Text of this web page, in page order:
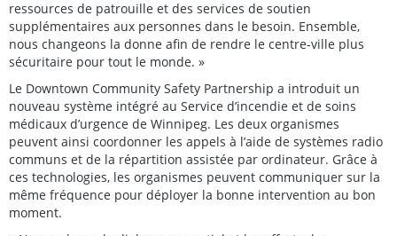
ressources de patrouille et des services de soutien
supplémentaires aux personnes dans le besoin. Ensemble,
nous changeons la donne afin de rendre le centre-ville plus
sécuritaire pour tout le monde. »
Le Downtown Community Safety Partnership a introduit un
nouveau système intégré au Service d’incendie et de soins
médicaux d’urgence de Winnipeg. Les deux organismes
peuvent ainsi coordonner les appels à l’aide de systèmes radio
communs et de la répartition assistée par ordinateur. Grâce à
ces technologies, les organismes peuvent communiquer sur la
même fréquence pour déployer la bonne intervention au bon
moment.